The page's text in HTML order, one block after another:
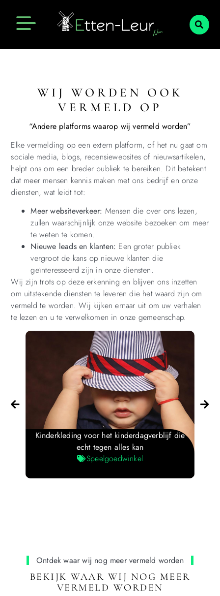
WIJ WORDEN OOK
VERMELD OP
“Andere platforms waarop wij vermeld worden”
Elke vermelding op een extern platform, of het nu gaat om
sociale media, blogs, recensiewebsites of nieuwsartikelen,
helpt ons om een breder publiek te bereiken. Dit betekent
dat meer mensen kennis maken met ons bedrijf en onze
diensten, wat leidt tot:
Meer websiteverkeer: Mensen die over ons lezen,
zullen waarschijnlijk onze website bezoeken om meer
te weten te komen.
Nieuwe leads en klanten: Een groter publiek
vergroot de kans op nieuwe klanten die
geïnteresseerd zijn in onze diensten.
Wij zijn trots op deze erkenning en blijven ons inzetten
om uitstekende diensten te leveren die het waard zijn om
vermeld te worden. Wij kijken ernaar uit om uw verhalen
te lezen en u te verwelkomen in onze gemeenschap.
Kinderkleding voor het kinderdagverblijf die
echt tegen alles kan
Speelgoedwinkel
Ontdek waar wij nog meer vermeld worden
BEKIJK WAAR WIJ NOG MEER
VERMELD WORDEN